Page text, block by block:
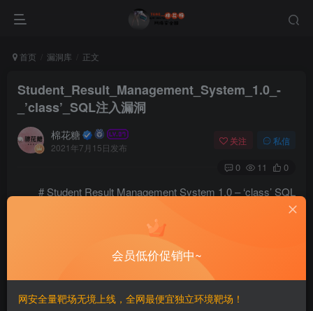
首页 漏洞库 正文
Student_Result_Management_System_1.0_-
_’class’_SQL注入漏洞
棉花糖
2021年7月15日发布
关注 私信
0 11 0
# Student Result Management System 1.0 – ‘class’ SQL
会员低价促销中~
网安全量靶场无境上线，全网最便宜独立环境靶场！